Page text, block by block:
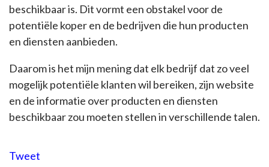
beschikbaar is. Dit vormt een obstakel voor de
potentiële koper en de bedrijven die hun producten
en diensten aanbieden.
Daarom is het mijn mening dat elk bedrijf dat zo veel
mogelijk potentiële klanten wil bereiken, zijn website
en de informatie over producten en diensten
beschikbaar zou moeten stellen in verschillende talen.
Tweet